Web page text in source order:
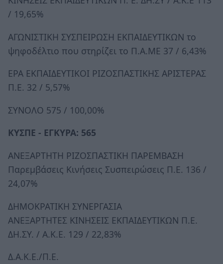
/ 19,65%
ΑΓΩΝΙΣΤΙΚΗ ΣΥΣΠΕΙΡΩΣΗ ΕΚΠΑΙΔΕΥΤΙΚΩΝ το
ψηφοδέλτιο που στηρίζει το Π.Α.ΜΕ 37 / 6,43%
ΕΡΑ ΕΚΠΑΙΔΕΥΤΙΚΟΙ ΡΙΖΟΣΠΑΣΤΙΚΗΣ ΑΡΙΣΤΕΡΑΣ
Π.Ε. 32 / 5,57%
ΣΥΝΟΛΟ 575 / 100,00%
ΚΥΣΠΕ - ΕΓΚΥΡΑ: 565
ΑΝΕΞΑΡΤΗΤΗ ΡΙΖΟΣΠΑΣΤΙΚΗ ΠΑΡΕΜΒΑΣΗ
Παρεμβάσεις Κινήσεις Συσπειρώσεις Π.Ε. 136 /
24,07%
ΔΗΜΟΚΡΑΤΙΚΗ ΣΥΝΕΡΓΑΣΙΑ
ΑΝΕΞΑΡΤΗΤΕΣ ΚΙΝΗΣΕΙΣ ΕΚΠΑΙΔΕΥΤΙΚΩΝ Π.Ε.
ΔΗ.ΣΥ. / Α.Κ.Ε. 129 / 22,83%
Δ.Α.Κ.Ε./Π.Ε.